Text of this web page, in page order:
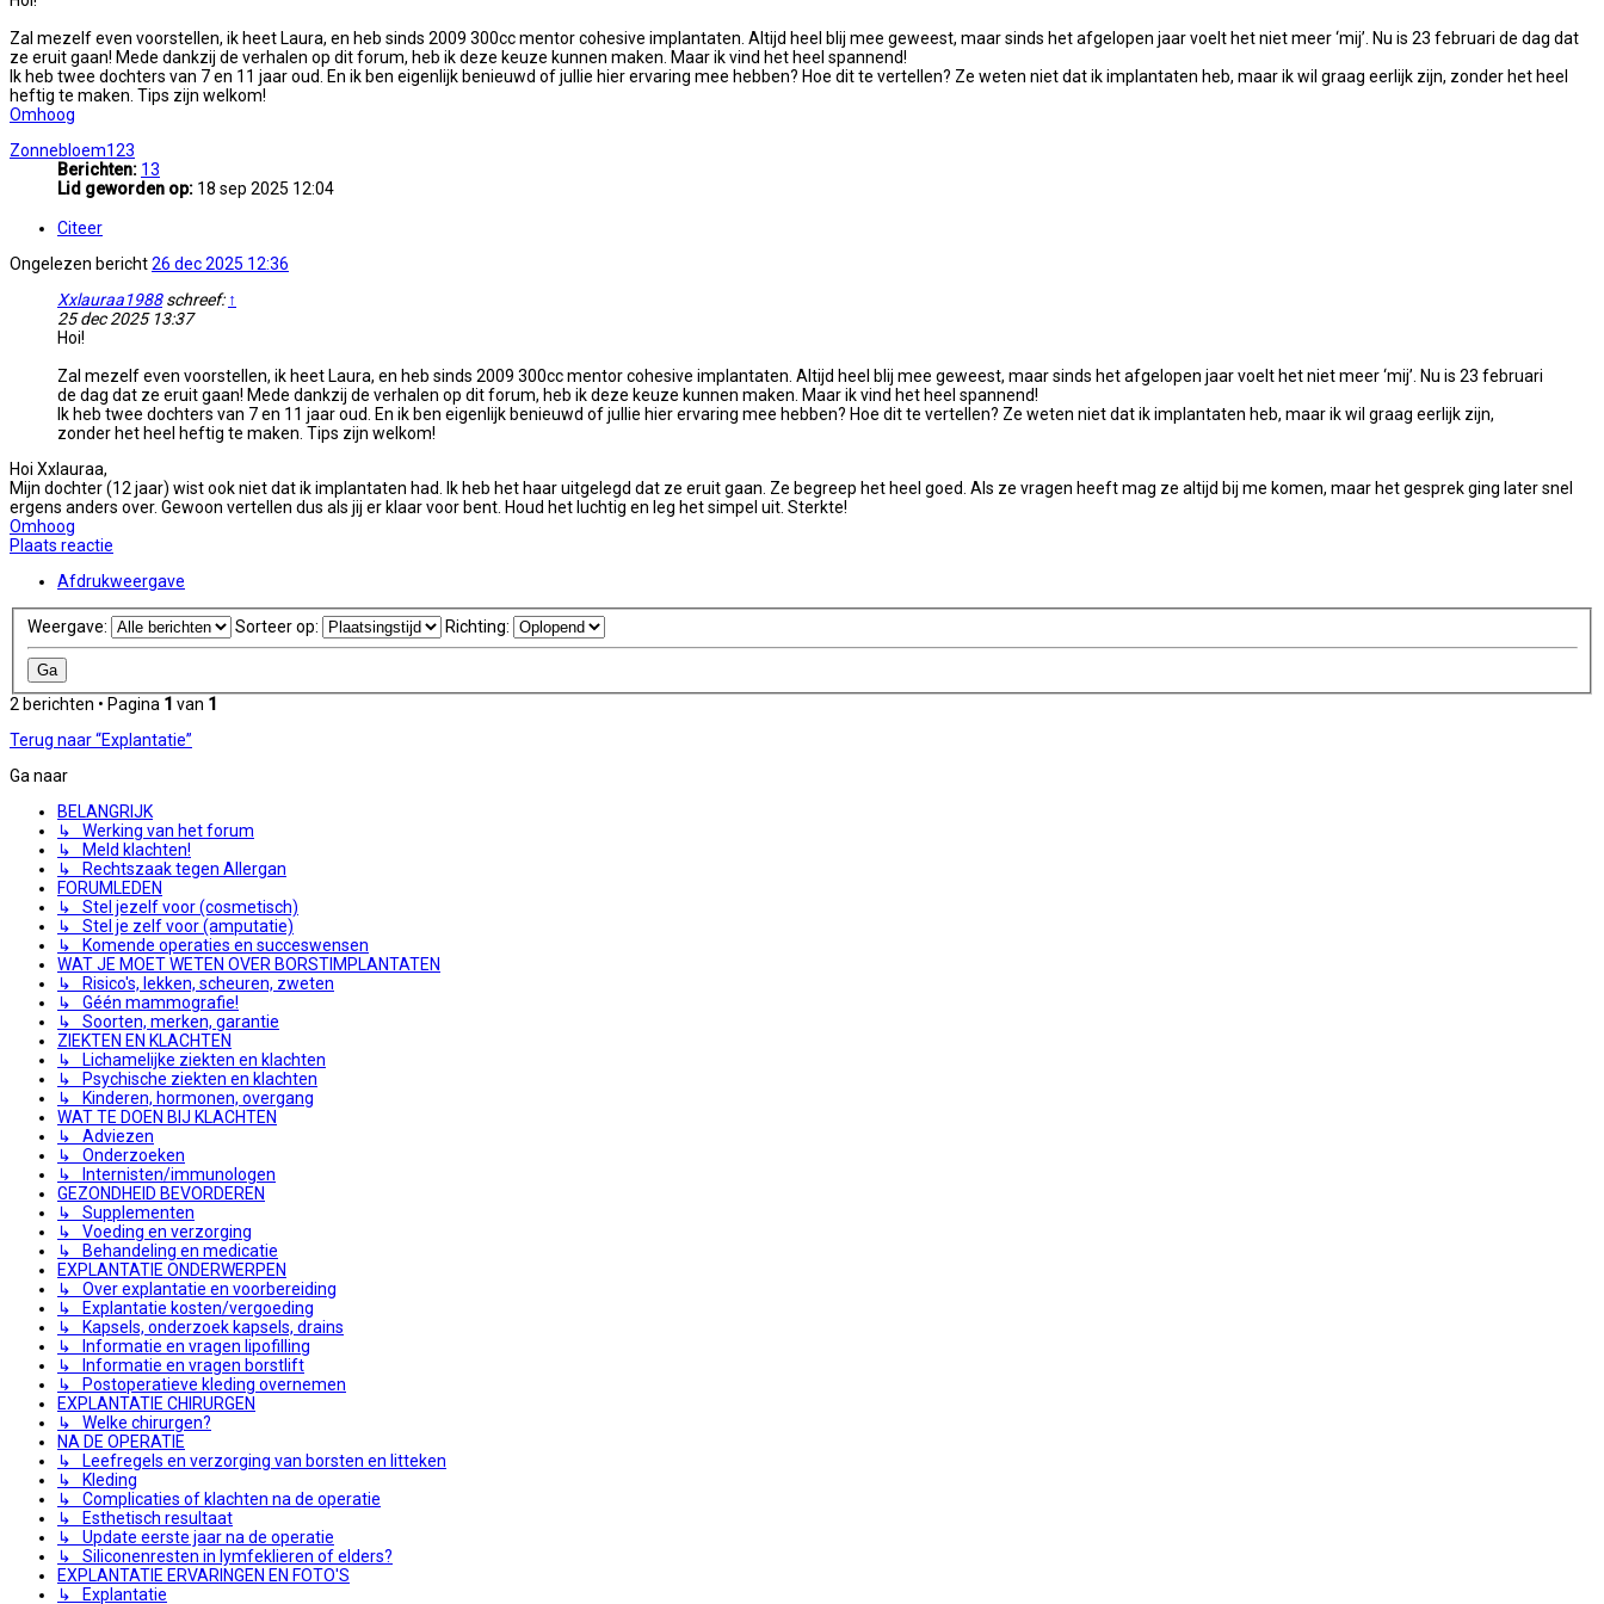
Zal mezelf even voorstellen, ik heet Laura, en heb sinds 2009 300cc mentor cohesive implantaten. Altijd heel blij mee geweest, maar sinds het afgelopen jaar voelt het niet meer ‘mij’. Nu is 23 februari de dag dat
ze eruit gaan! Mede dankzij de verhalen op dit forum, heb ik deze keuze kunnen maken. Maar ik vind het heel spannend!
Ik heb twee dochters van 7 en 11 jaar oud. En ik ben eigenlijk benieuwd of jullie hier ervaring mee hebben? Hoe dit te vertellen? Ze weten niet dat ik implantaten heb, maar ik wil graag eerlijk zijn, zonder het heel
heftig te maken. Tips zijn welkom!
Omhoog
Zonnebloem123
Berichten: 13
Lid geworden op: 18 sep 2025 12:04
Citeer
Ongelezen bericht26 dec 2025 12:36
Xxlauraa1988schreef: ↑
25 dec 2025 13:37
Hoi!
Zal mezelf even voorstellen, ik heet Laura, en heb sinds 2009 300cc mentor cohesive implantaten. Altijd heel blij mee geweest, maar sinds het afgelopen jaar voelt het niet meer ‘mij’. Nu is 23 februari
de dag dat ze eruit gaan! Mede dankzij de verhalen op dit forum, heb ik deze keuze kunnen maken. Maar ik vind het heel spannend!
Ik heb twee dochters van 7 en 11 jaar oud. En ik ben eigenlijk benieuwd of jullie hier ervaring mee hebben? Hoe dit te vertellen? Ze weten niet dat ik implantaten heb, maar ik wil graag eerlijk zijn,
zonder het heel heftig te maken. Tips zijn welkom!
Hoi Xxlauraa,
Mijn dochter (12 jaar) wist ook niet dat ik implantaten had. Ik heb het haar uitgelegd dat ze eruit gaan. Ze begreep het heel goed. Als ze vragen heeft mag ze altijd bij me komen, maar het gesprek ging later snel
ergens anders over. Gewoon vertellen dus als jij er klaar voor bent. Houd het luchtig en leg het simpel uit. Sterkte!
Omhoog
Plaats reactie
Afdrukweergave
Weergave: Sorteer op: Richting:
2 berichten • Pagina 1 van 1
Terug naar “Explantatie”
Ga naar
BELANGRIJK
↳ Werking van het forum
↳ Meld klachten!
↳ Rechtszaak tegen Allergan
FORUMLEDEN
↳ Stel jezelf voor (cosmetisch)
↳ Stel je zelf voor (amputatie)
↳ Komende operaties en succeswensen
WAT JE MOET WETEN OVER BORSTIMPLANTATEN
↳ Risico's, lekken, scheuren, zweten
↳ Géén mammografie!
↳ Soorten, merken, garantie
ZIEKTEN EN KLACHTEN
↳ Lichamelijke ziekten en klachten
↳ Psychische ziekten en klachten
↳ Kinderen, hormonen, overgang
WAT TE DOEN BIJ KLACHTEN
↳ Adviezen
↳ Onderzoeken
↳ Internisten/immunologen
GEZONDHEID BEVORDEREN
↳ Supplementen
↳ Voeding en verzorging
↳ Behandeling en medicatie
EXPLANTATIE ONDERWERPEN
↳ Over explantatie en voorbereiding
↳ Explantatie kosten/vergoeding
↳ Kapsels, onderzoek kapsels, drains
↳ Informatie en vragen lipofilling
↳ Informatie en vragen borstlift
↳ Postoperatieve kleding overnemen
EXPLANTATIE CHIRURGEN
↳ Welke chirurgen?
NA DE OPERATIE
↳ Leefregels en verzorging van borsten en litteken
↳ Kleding
↳ Complicaties of klachten na de operatie
↳ Esthetisch resultaat
↳ Update eerste jaar na de operatie
↳ Siliconenresten in lymfeklieren of elders?
EXPLANTATIE ERVARINGEN EN FOTO'S
↳ Explantatie